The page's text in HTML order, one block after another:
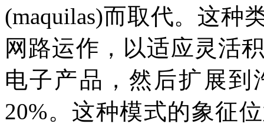
(maquilas)而取代。这种
网路运作，以适应灵活
电子产品，然后扩展
20%。这种模式的象征